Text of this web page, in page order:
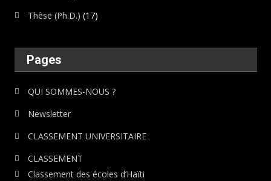
Thèse (Ph.D.) (17)
Pages
QUI SOMMES-NOUS ?
Newsletter
CLASSEMENT UNIVERSITAIRE
CLASSEMENT
Classement des écoles d’Haïti